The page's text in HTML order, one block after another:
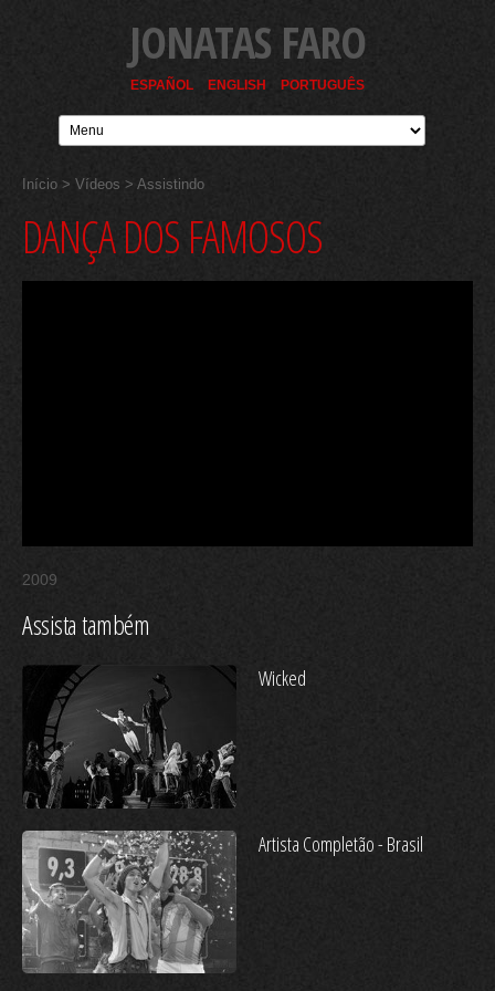
JONATAS FARO
ESPAÑOL ENGLISH PORTUGUÊS
Início > Vídeos > Assistindo
DANÇA DOS FAMOSOS
2009
Assista também
Wicked
Artista Completão - Brasil